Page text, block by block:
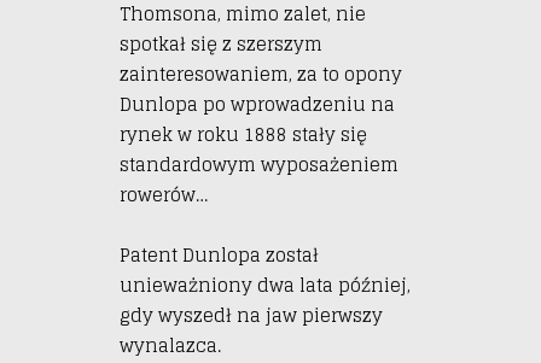
Thomsona, mimo zalet, nie
spotkał się z szerszym
zainteresowaniem, za to opony
Dunlopa po wprowadzeniu na
rynek w roku 1888 stały się
standardowym wyposażeniem
rowerów…
Patent Dunlopa został
unieważniony dwa lata później,
gdy wyszedł na jaw pierwszy
wynalazca.